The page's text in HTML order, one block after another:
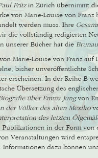
Fritzin Zürich übernimmt
von Marie-Louise von Franz
werden muss. Ihre
die vollständig redigierten
unserer Bücher hat die
Marie-Louise von Franz
bisher unveröffentlichte
erscheinen. In der Reihe B
Übersetzung des
über Emma Jungvon
der Völker des alten Mexiko
des letzten
in der Form von
Veranstaltungen wird
dazu können